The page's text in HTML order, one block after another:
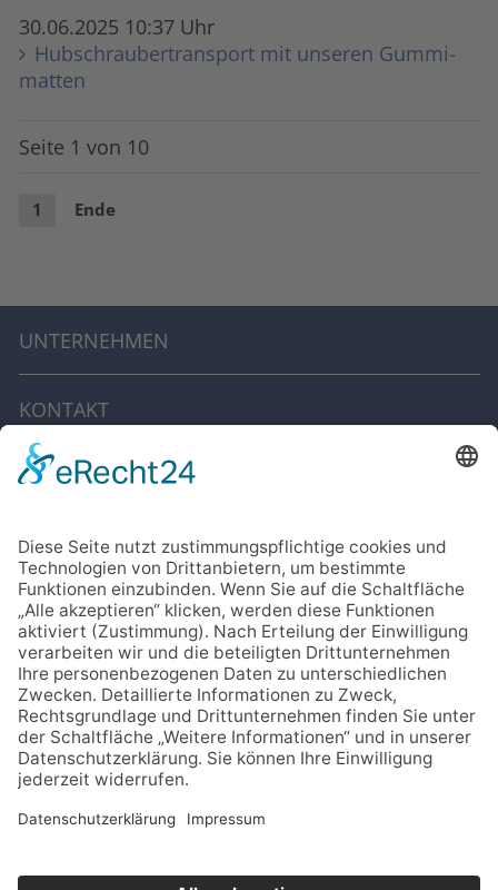
30.06.2025 10:37 Uhr
Hubschraubertransport mit unseren Gummi­
matten
Seite 1 von 10
1 Ende
UNTERNEHMEN
KONTAKT
IMPRESSUM
DATENSCHUTZ
CODE OF CONDUCT
Cookie-Einstellungen
SOCIAL MEDIA
Facebook